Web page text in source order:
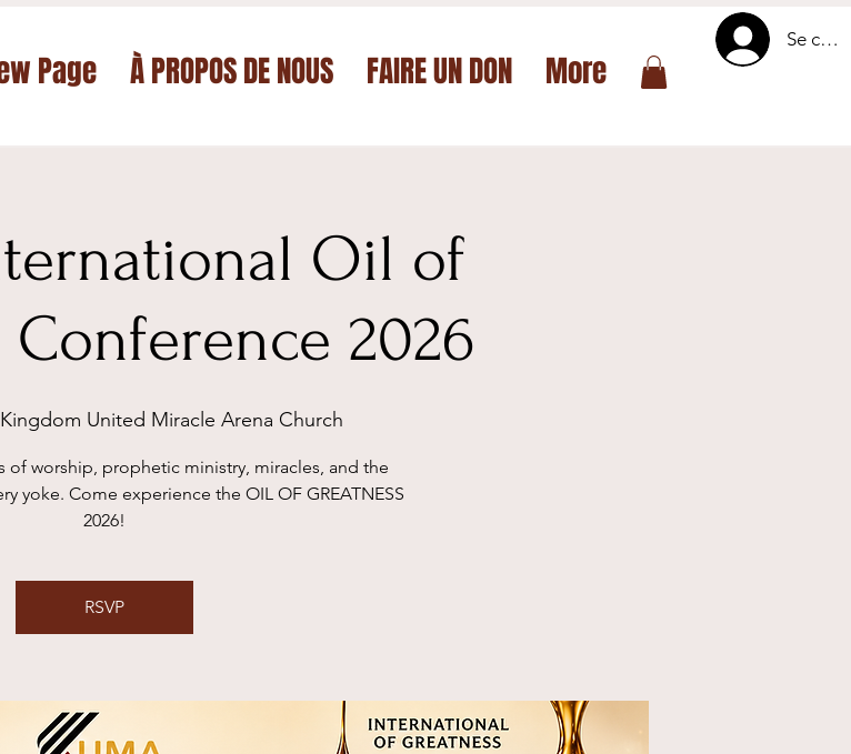
Page À PROPOS DE NOUS FAIRE UN DON More
Se
Oil of
Conference 2026
Kingdom United Miracle Arena Church
of worship, prophetic ministry, miracles, and the
yoke. Come experience the OIL OF GREATNESS
2026!
RSVP